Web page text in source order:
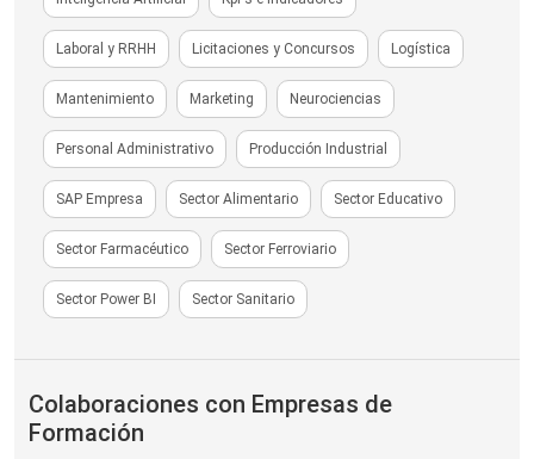
Laboral y RRHH Licitaciones y Concursos Logística
Mantenimiento Marketing Neurociencias
Personal Administrativo Producción Industrial
SAP Empresa Sector Alimentario Sector Educativo
Sector Farmacéutico Sector Ferroviario
Sector Power BI Sector Sanitario
Colaboraciones con Empresas de
Formación